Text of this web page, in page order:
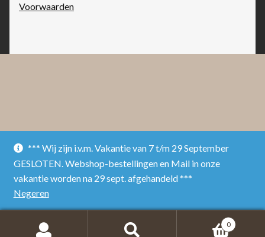
*** Wij zijn i.v.m. Vakantie van 7 t/m 29 September
GESLOTEN. Webshop-bestellingen en Mail in onze
vakantie worden na 29 sept. afgehandeld ***
Negeren
Voorwaarden
0